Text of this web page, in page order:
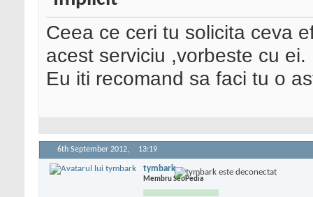
Ceea ce ceri tu solicita ceva
acest serviciu ,vorbeste cu ei.
Eu iti recomand sa faci tu o
6th September 2012, 13:19
tymbark
Membru SeoPedia